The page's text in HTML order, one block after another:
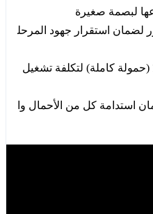
لبصمة صغيرة
لضمان استقرار جهود المرحل
عالية تصل إلى 98٪ (حمولة كاملة) لتكلفة تشغيل
استدامة كل من الأحمال وا